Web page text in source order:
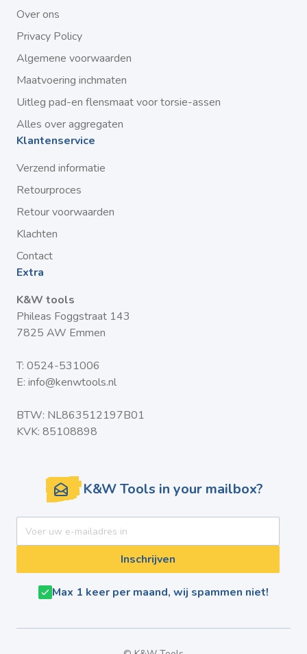
Over ons
Privacy Policy
Algemene voorwaarden
Maatvoering inchmaten
Uitleg pad-en flensmaat voor torsie-assen
Alles over aggregaten
Klantenservice
Verzend informatie
Retourproces
Retour voorwaarden
Klachten
Contact
Extra
K&W tools
Phileas Foggstraat 143
7825 AW Emmen
T: 0524-531006
E: info@kenwtools.nl
BTW: NL863512197B01
KVK: 85108898
K&W Tools in your mailbox?
Inschrijven
Max 1 keer per maand, wij spammen niet!